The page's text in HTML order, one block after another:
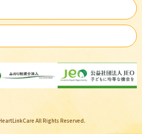
All Rights Reserved.